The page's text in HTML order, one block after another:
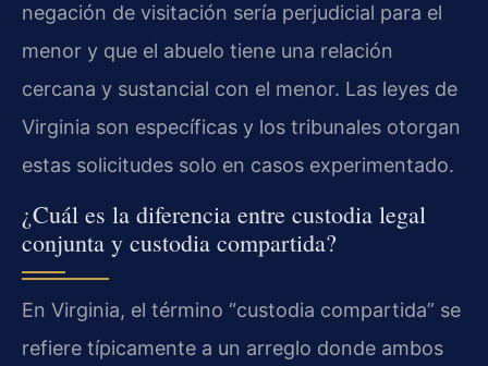
negación de visitación sería perjudicial para el
menor y que el abuelo tiene una relación
cercana y sustancial con el menor. Las leyes de
Virginia son específicas y los tribunales otorgan
estas solicitudes solo en casos experimentado.
¿Cuál es la diferencia entre custodia legal
conjunta y custodia compartida?
En Virginia, el término “custodia compartida” se
refiere típicamente a un arreglo donde ambos